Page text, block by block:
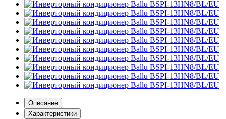
Описание
Характеристики